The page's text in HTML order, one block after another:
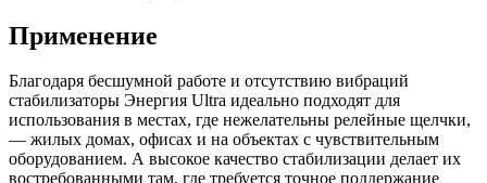
Применение
Благодаря бесшумной работе и отсутствию вибраций
стабилизаторы Энергия Ultra идеально подходят для
использования в местах, где нежелательны релейные щелчки,
— жилых домах, офисах и на объектах с чувствительным
оборудованием. А высокое качество стабилизации делает их
востребованными там, где требуется точное поддержание